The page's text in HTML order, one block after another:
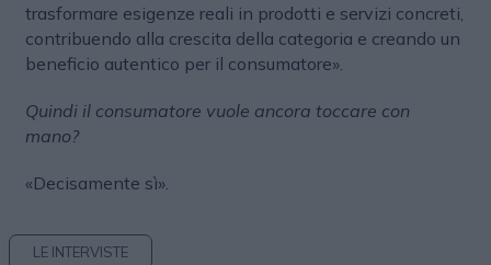
trasformare esigenze reali in prodotti e servizi concreti,
contribuendo alla crescita della categoria e creando un
beneficio autentico per il consumatore».
Quindi il consumatore vuole ancora toccare con
mano?
«Decisamente sì».
LE INTERVISTE